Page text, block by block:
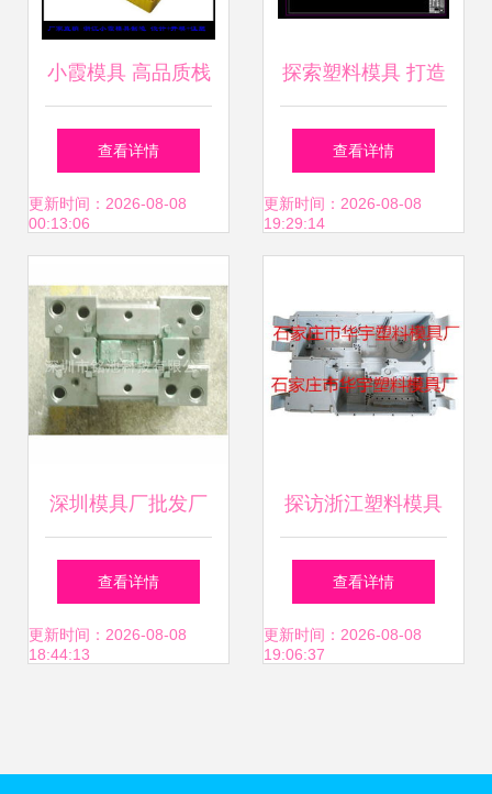
小霞模具 高品质栈
板与塑料模具的专
业之选
查看详情
更新时间：2026-08-08
00:13:06
探索塑料模具 打造
卓越的产品库关键
要素
查看详情
更新时间：2026-08-08
19:29:14
深圳模具厂批发厂
家价格与生产厂家
详解 塑料模具的成
查看详情
更新时间：2026-08-08
18:44:13
探访浙江塑料模具
产业高地 哪些地区
的厂家品质最可信
查看详情
更新时间：2026-08-08
19:06:37